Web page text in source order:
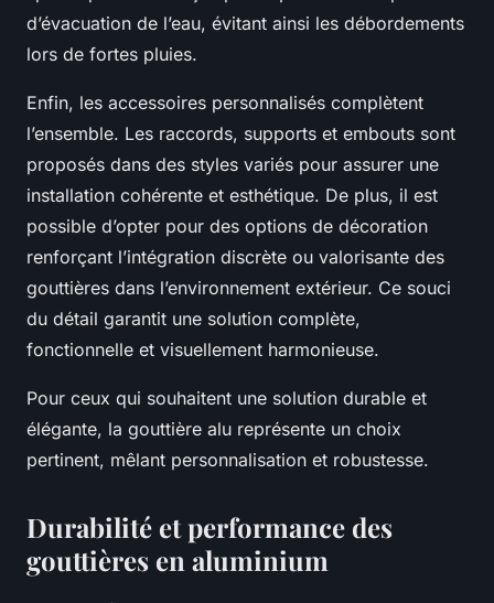
d’évacuation de l’eau, évitant ainsi les débordements
lors de fortes pluies.
Enfin, les accessoires personnalisés complètent
l’ensemble. Les raccords, supports et embouts sont
proposés dans des styles variés pour assurer une
installation cohérente et esthétique. De plus, il est
possible d’opter pour des options de décoration
renforçant l’intégration discrète ou valorisante des
gouttières dans l’environnement extérieur. Ce souci
du détail garantit une solution complète,
fonctionnelle et visuellement harmonieuse.
Pour ceux qui souhaitent une solution durable et
élégante, la gouttière alu représente un choix
pertinent, mêlant personnalisation et robustesse.
Durabilité et performance des
gouttières en aluminium